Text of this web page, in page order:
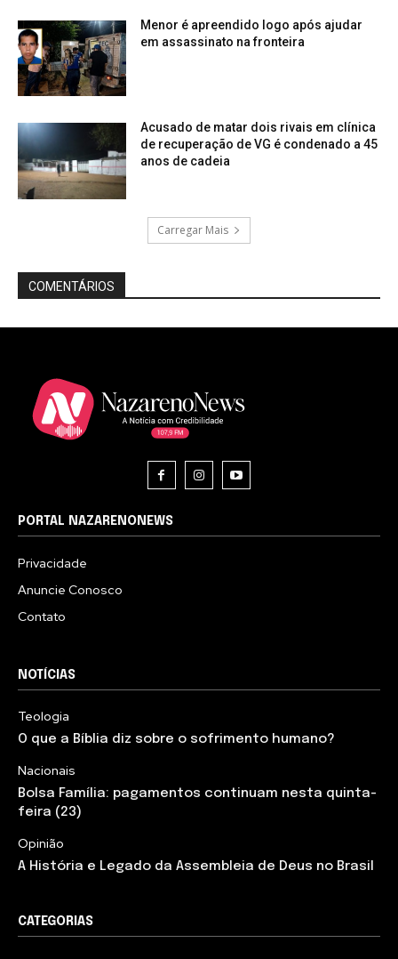
Menor é apreendido logo após ajudar
em assassinato na fronteira
Acusado de matar dois rivais em clínica
de recuperação de VG é condenado a 45
anos de cadeia
Carregar Mais
COMENTÁRIOS
PORTAL NAZARENONEWS
Privacidade
Anuncie Conosco
Contato
NOTÍCIAS
Teologia
O que a Bíblia diz sobre o sofrimento humano?
Nacionais
Bolsa Família: pagamentos continuam nesta quinta-
feira (23)
Opinião
A História e Legado da Assembleia de Deus no Brasil
CATEGORIAS